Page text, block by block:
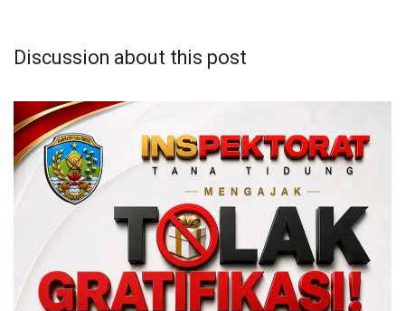
Discussion about this post